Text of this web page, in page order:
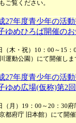
ご覧ください。
27年度青少年の活
ゆめひろば開催の
（木・祝）10：00～15
運動公園）にて開催しま
27年度青少年の活
ゆめ広場(仮称)第2
（月）19：00～20：30
都府庁 旧本館）にて開